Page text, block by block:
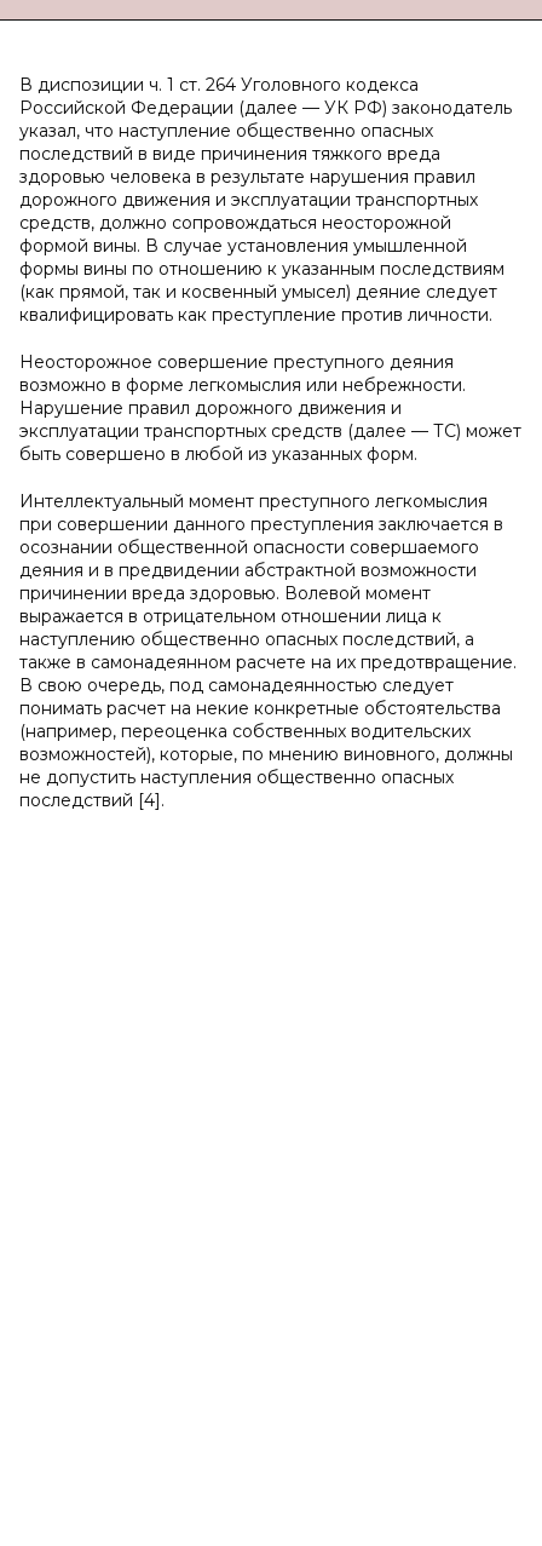
В диспозиции ч. 1 ст. 264 Уголовного кодекса
Российской Федерации (далее — УК РФ) законодатель
указал, что наступление общественно опасных
последствий в виде причинения тяжкого вреда
здоровью человека в результате нарушения правил
дорожного движения и эксплуатации транспортных
средств, должно сопровождаться неосторожной
формой вины. В случае установления умышленной
формы вины по отношению к указанным последствиям
(как прямой, так и косвенный умысел) деяние следует
квалифицировать как преступление против личности.
Неосторожное совершение преступного деяния
возможно в форме легкомыслия или небрежности.
Нарушение правил дорожного движения и
эксплуатации транспортных средств (далее — ТС) может
быть совершено в любой из указанных форм.
Интеллектуальный момент преступного легкомыслия
при совершении данного преступления заключается в
осознании общественной опасности совершаемого
деяния и в предвидении абстрактной возможности
причинении вреда здоровью. Волевой момент
выражается в отрицательном отношении лица к
наступлению общественно опасных последствий, а
также в самонадеянном расчете на их предотвращение.
В свою очередь, под самонадеянностью следует
понимать расчет на некие конкретные обстоятельства
(например, переоценка собственных водительских
возможностей), которые, по мнению виновного, должны
не допустить наступления общественно опасных
последствий [4].